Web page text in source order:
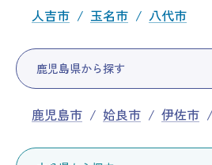
人吉市
玉名市 八代市
鹿児島県から探す
鹿児島市 姶良市 伊佐市